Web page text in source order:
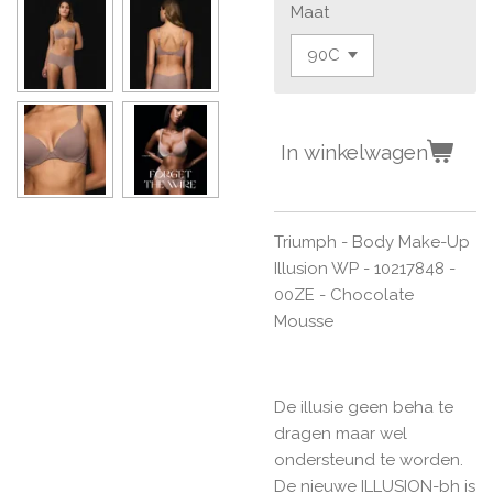
Maat
In winkelwagen
Triumph - Body Make-Up
Illusion WP - 10217848 -
00ZE - Chocolate
Mousse
De illusie geen beha te
dragen maar wel
ondersteund te worden.
De nieuwe ILLUSION-bh is